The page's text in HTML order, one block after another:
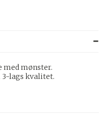
mønster.
lags kvalitet.